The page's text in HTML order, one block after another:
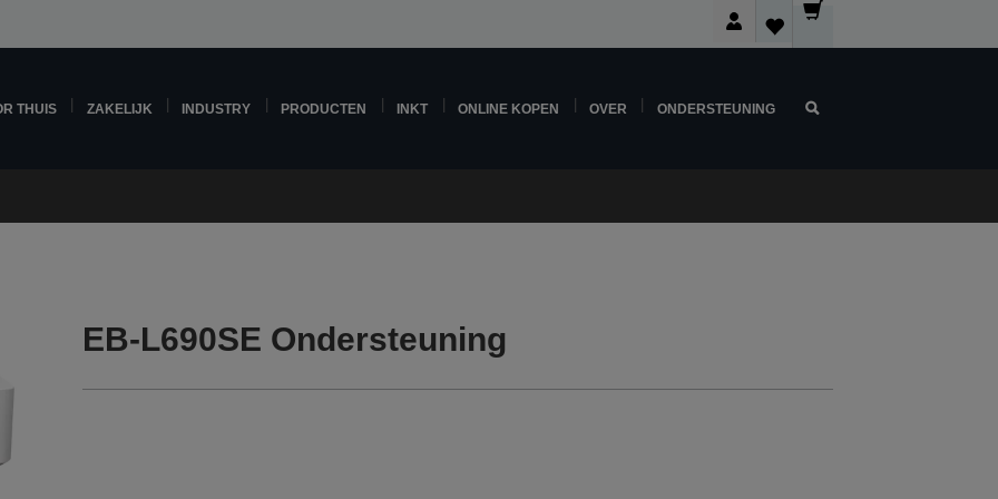
THUIS ZAKELIJK INDUSTRY PRODUCTEN INKT ONLINE KOPEN OVER ONDERSTEUNING
EB-L690SE Ondersteuning